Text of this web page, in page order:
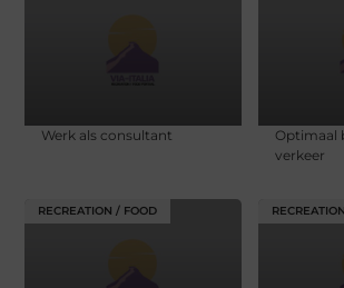
Werk als consultant
Optimaal
verkeer
RECREATION / FOOD